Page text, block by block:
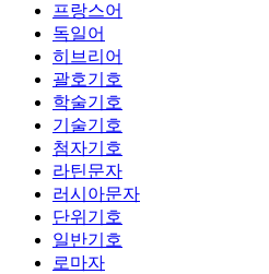
프랑스어
독일어
히브리어
괄호기호
학술기호
기술기호
첨자기호
라틴문자
러시아문자
단위기호
일반기호
로마자